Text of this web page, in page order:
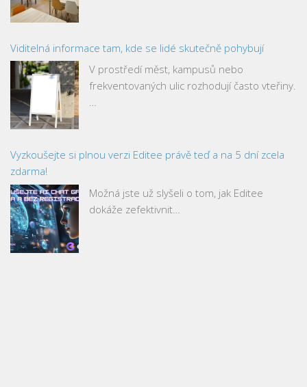
Viditelná informace tam, kde se lidé skutečně pohybují
V prostředí měst, kampusů nebo
frekventovaných ulic rozhodují často vteřiny.
…
Vyzkoušejte si plnou verzi Editee právě teď a na 5 dní zcela
zdarma!
Možná jste už slyšeli o tom, jak Editee
dokáže zefektivnit…